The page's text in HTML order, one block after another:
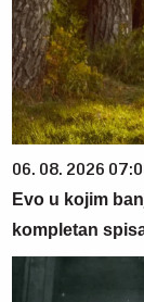
06. 08. 2026
Evo u kojim
kompletan